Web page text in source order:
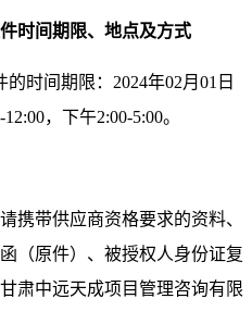
时间期限、地点及方式
时间期限： 2024年02月 01 日
，下午2:00-5:00。
携带供应商资格要求的资料、
（原件）、被授权人身份证复
肃中远天成项目管理咨询有限